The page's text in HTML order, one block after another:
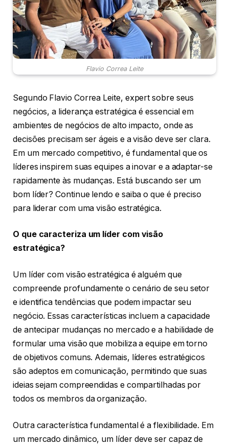
Flavio Correa Leite
Segundo Flavio Correa Leite, expert sobre seus
negócios, a liderança estratégica é essencial em
ambientes de negócios de alto impacto, onde as
decisões precisam ser ágeis e a visão deve ser clara.
Em um mercado competitivo, é fundamental que os
líderes inspirem suas equipes a inovar e a adaptar-se
rapidamente às mudanças. Está buscando ser um
bom líder? Continue lendo e saiba o que é preciso
para liderar com uma visão estratégica.
O que caracteriza um líder com visão
estratégica?
Um líder com visão estratégica é alguém que
compreende profundamente o cenário de seu setor
e identifica tendências que podem impactar seu
negócio. Essas características incluem a capacidade
de antecipar mudanças no mercado e a habilidade de
formular uma visão que mobiliza a equipe em torno
de objetivos comuns. Ademais, líderes estratégicos
são adeptos em comunicação, permitindo que suas
ideias sejam compreendidas e compartilhadas por
todos os membros da organização.
Outra característica fundamental é a flexibilidade. Em
um mercado dinâmico, um líder deve ser capaz de